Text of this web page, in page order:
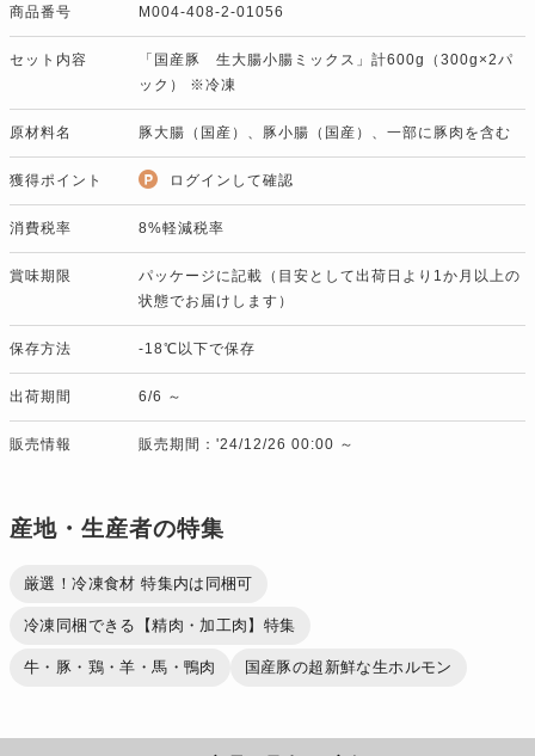
商品番号 M004-408-2-01056
セット内容
「国産豚 生大腸小腸ミックス」計600g（300g×2パ
ック） ※冷凍
原材料名 豚大腸（国産）、豚小腸（国産）、一部に豚肉を含む
獲得ポイント ログインして確認
消費税率 8%軽減税率
賞味期限
パッケージに記載（目安として出荷日より1か月以上の
状態でお届けします）
保存方法 -18℃以下で保存
出荷期間 6/6 ～
販売情報 販売期間：'24/12/26 00:00 ～
産地・生産者の特集
厳選！冷凍食材 特集内は同梱可
冷凍同梱できる【精肉・加工肉】特集
牛・豚・鶏・羊・馬・鴨肉 国産豚の超新鮮な生ホルモン